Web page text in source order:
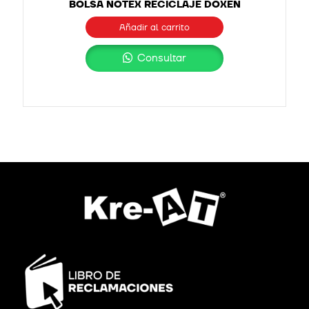
BOLSA NOTEX RECICLAJE DOXEN
Añadir al carrito
Consultar